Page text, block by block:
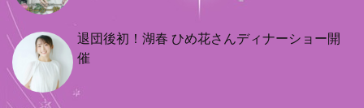
退団後初！湖春 ひめ花さんディナーショー開
催